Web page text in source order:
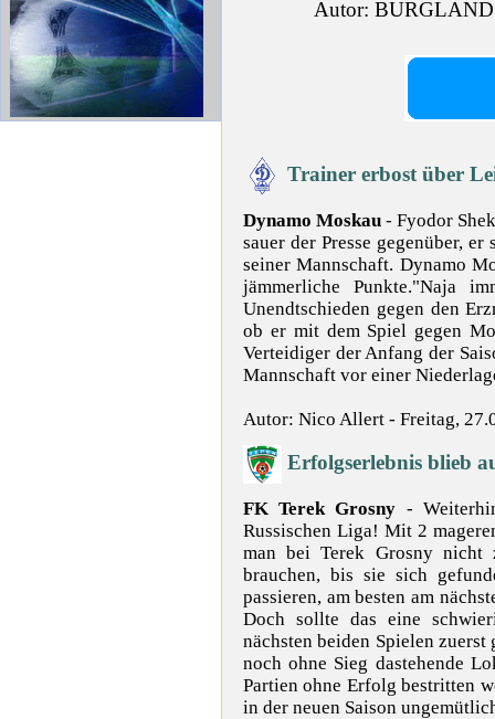
Autor: BURGLAND
Trainer erbost über
Dynamo Moskau - Fyodor
sauer der Presse gegenüber,
seiner Mannschaft. Dynamo
jämmerliche Punkte."Naja
Unendtschieden gegen den
ob er mit dem Spiel gegen
Verteidiger der Anfang der
Mannschaft vor einer
Autor: Nico Allert - Freitag,
Erfolgserlebnis blieb
FK Terek Grosny -
Russischen Liga! Mit 2
man bei Terek Grosny nicht
brauchen, bis sie sich
passieren, am besten am
Doch sollte das eine
nächsten beiden Spielen
noch ohne Sieg dastehende
Partien ohne Erfolg bestritten
in der neuen Saison